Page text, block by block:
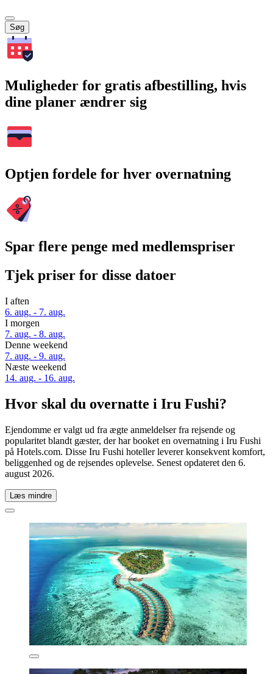
Søg
Muligheder for gratis afbestilling, hvis
dine planer ændrer sig
Optjen fordele for hver overnatning
Spar flere penge med medlemspriser
Tjek priser for disse datoer
I aften
6. aug. - 7. aug.
I morgen
7. aug. - 8. aug.
Denne weekend
7. aug. - 9. aug.
Næste weekend
14. aug. - 16. aug.
Hvor skal du overnatte i Iru Fushi?
Ejendomme er valgt ud fra ægte anmeldelser fra rejsende og
popularitet blandt gæster, der har booket en overnatning i Iru Fushi
på Hotels.com. Disse Iru Fushi hoteller leverer konsekvent komfort,
beliggenhed og de rejsendes oplevelse. Senest opdateret den 6.
august 2026.
Læs mindre